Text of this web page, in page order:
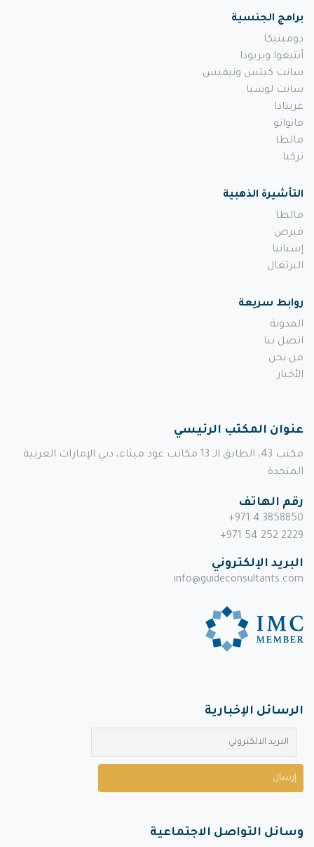
برامج الجنسية
دومينيكا
أنتيغوا وبربودا
سانت كيتس ونيفيس
سانت لوسيا
غرينادا
فانواتو
مالطا
تركيا
التأشيرة الذهبية
مالطا
قبرص
إسبانيا
البرتغال
روابط سريعة
المدونة
اتصل بنا
من نحن
الأخبار
عنوان المكتب الرئيسي
مكتب 43، الطابق الـ 13 مكاتب عود ميثاء، دبي الإمارات العربية
المتحدة
رقم الهاتف
+971 4 3858850
+971 54 252 2229
البريد الإلكتروني
info@guideconsultants.com
الرسائل الإخبارية
وسائل التواصل الاجتماعية